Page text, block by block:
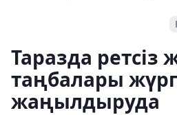
Таразда ретсіз
таңбалары
жаңылдыруда